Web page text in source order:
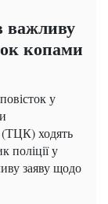
важливу
копами
у
(ТЦК) ходять
поліції у
заяву щодо